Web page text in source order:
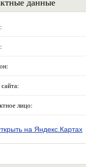
лицо:
на Яндекс.Картах